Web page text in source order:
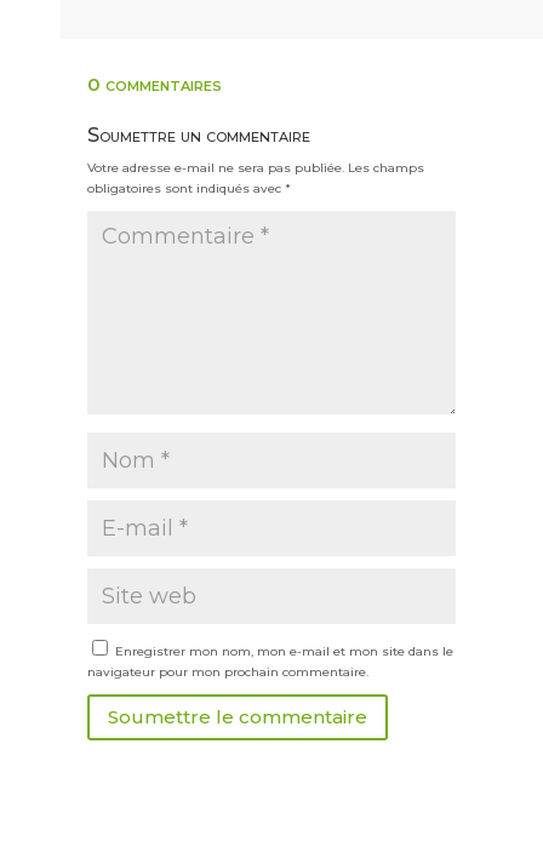
0 commentaires
Soumettre un commentaire
Votre adresse e-mail ne sera pas publiée. Les champs
obligatoires sont indiqués avec *
Enregistrer mon nom, mon e-mail et mon site dans le
navigateur pour mon prochain commentaire.
Soumettre le commentaire